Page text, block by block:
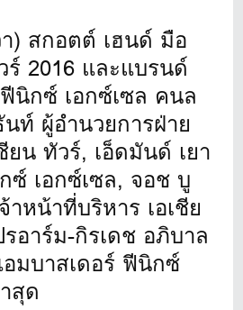
) สกอตต์ เฮนด์ มือ
ร์ 2016 และแบรนด์
นิกซ์ เอกซ์เซล คนล
ท์ ผู้อำนวยการฝ่าย
ยน ทัวร์, เอ็ดมันด์ เยา
ซ์ เอกซ์เซล, จอช บู
าหน้าที่บริหาร เอเชีย
อาร์ม-กิรเดช อภิบาล
มบาสเดอร์ ฟีนิกซ์
สุด